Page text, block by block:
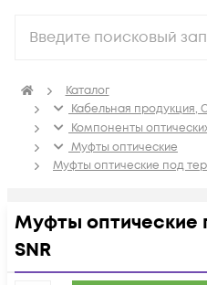
Каталог
Кабельная
Компоненты
Муфты оптические
Муфты оптические под
Муфты оптические
SNR